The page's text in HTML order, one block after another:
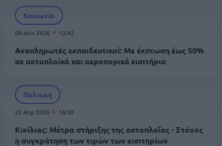
Κοινωνία
09 Ιουν 2026 12:42
Αναπληρωτές εκπαιδευτικοί: Με έκπτωση έως 50%
σε ακτοπλοϊκά και αεροπορικά εισιτήρια
Πολιτική
23 Απρ 2026 16:58
Κικίλιας: Μέτρα στήριξης της ακτοπλοΐας - Στόχος
η συγκράτηση των τιμών των εισιτηρίων